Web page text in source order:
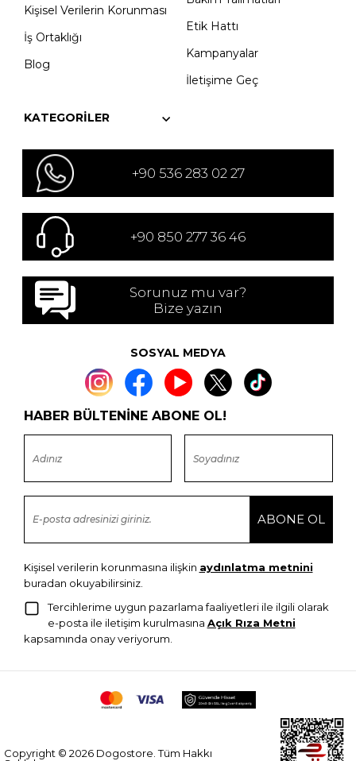
Kişisel Verilerin Korunması
İş Ortaklığı
Blog
Etik Hattı
Kampanyalar
İletişime Geç
KATEGORILER
+90 536 283 02 27
+90 850 277 36 46
Sorunuz mu var?
Bize yazın
SOSYAL MEDYA
HABER BÜLTENİNE ABONE OL!
Kişisel verilerin korunmasına ilişkin aydınlatma metnini
buradan okuyabilirsiniz.
Tercihlerime uygun pazarlama faaliyetleri ile ilgili olarak
e-posta ile iletişim kurulmasına Açık Rıza Metni
kapsamında onay veriyorum.
Copyright © 2026 Dogostore. Tüm Hakkı